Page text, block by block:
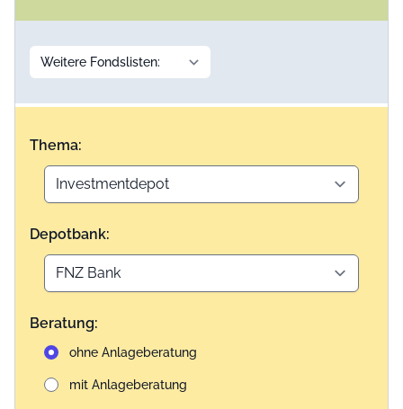
Thema:
Depotbank:
Beratung:
ohne Anlageberatung
mit Anlageberatung